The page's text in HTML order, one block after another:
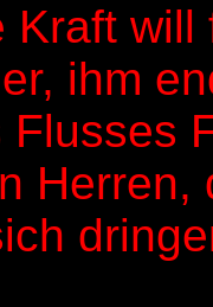
Kraft
ihm
Flusses